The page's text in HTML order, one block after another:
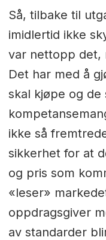
Så, tilbake til
imidlertid ikke
var nettopp det,
Det har med å
skal kjøpe og de
ikke så
sikkerhet for at
og pris som
«leser»
oppdragsgiver
av standarder